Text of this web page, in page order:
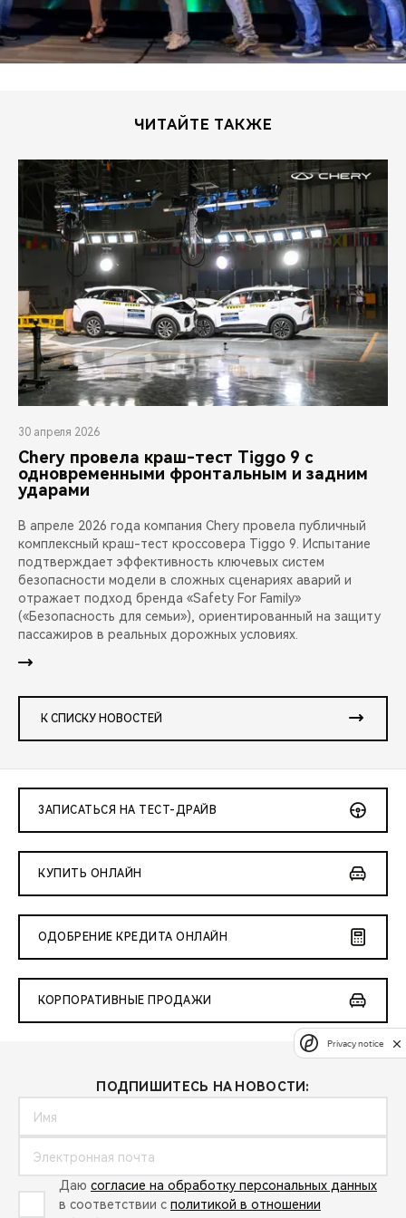
CHERY И СПОРТ
CHERY ДЛЯ ДЕТЕЙ
ЧИТАЙТЕ ТАКЖЕ
30 апреля 2026
Chery провела краш-тест Tiggo 9 с
одновременными фронтальным и задним
ударами
В апреле 2026 года компания Chery провела публичный
комплексный краш-тест кроссовера Tiggo 9. Испытание
подтверждает эффективность ключевых систем
безопасности модели в сложных сценариях аварий и
отражает подход бренда «Safety For Family»
(«Безопасность для семьи»), ориентированный на защиту
пассажиров в реальных дорожных условиях.
К СПИСКУ НОВОСТЕЙ
ЗАПИСАТЬСЯ НА ТЕСТ-ДРАЙВ
КУПИТЬ ОНЛАЙН
ОДОБРЕНИЕ КРЕДИТА ОНЛАЙН
КОРПОРАТИВНЫЕ ПРОДАЖИ
ПОДПИШИТЕСЬ НА НОВОСТИ:
Даю согласие на обработку персональных данных
в соответствии с политикой в отношении
Privacy notice